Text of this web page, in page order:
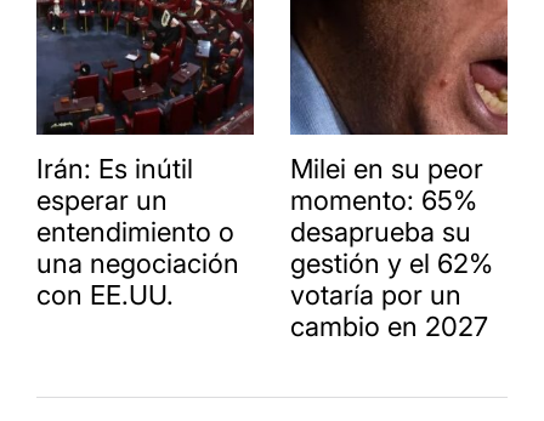
Irán: Es inútil
esperar un
entendimiento o
una negociación
con EE.UU.
Milei en su peor
momento: 65%
desaprueba su
gestión y el 62%
votaría por un
cambio en 2027